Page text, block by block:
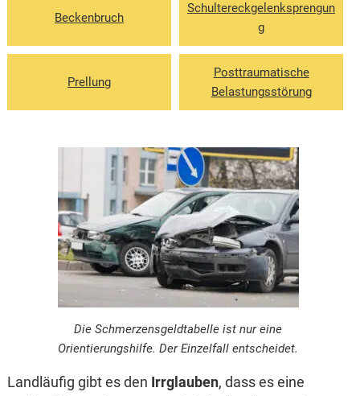
Beckenbruch
Schultereckgelenksprengun
g
Prellung
Posttraumatische
Belastungsstörung
Die Schmerzensgeldtabelle ist nur eine
Orientierungshilfe. Der Einzelfall entscheidet.
Landläufig gibt es den Irrglauben, dass es eine